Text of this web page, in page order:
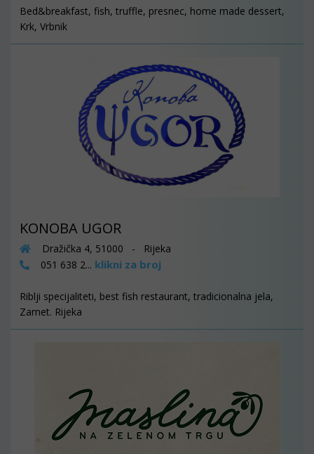
Bed&breakfast, fish, truffle, presnec, home made dessert,
Krk, Vrbnik
KONOBA UGOR
Dražička 4, 51000 - Rijeka
051 638 2... klikni za broj
Riblji specijaliteti, best fish restaurant, tradicionalna jela,
Zamet. Rijeka